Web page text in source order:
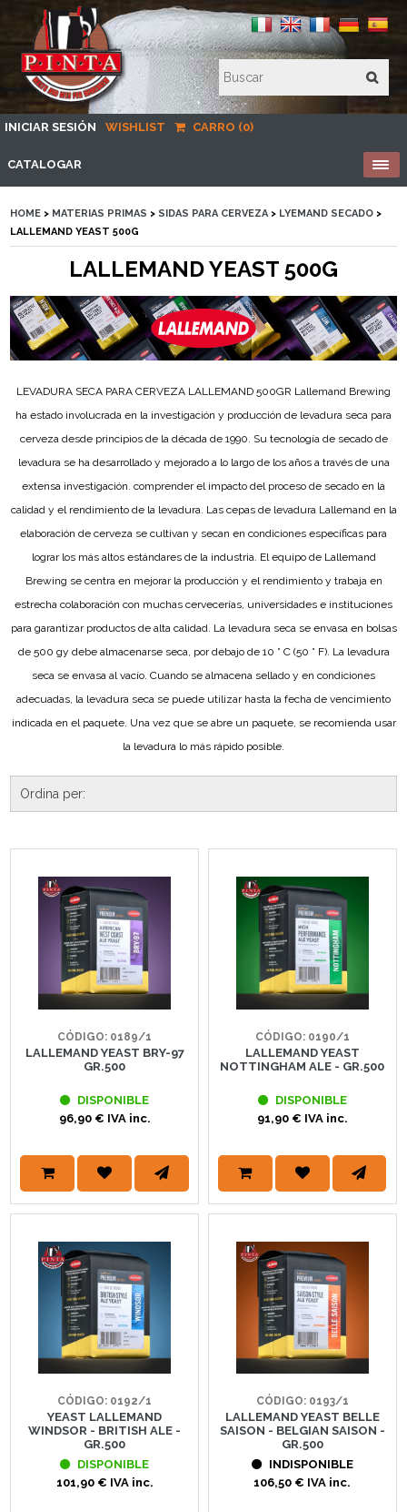
INICIAR SESIÓN WISHLIST CARRO (0)
CATALOGAR
HOME > MATERIAS PRIMAS > SIDAS PARA CERVEZA> LYEMAND SECADO >
LALLEMAND YEAST 500G
LALLEMAND YEAST 500G
LEVADURA SECA PARA CERVEZA LALLEMAND 500GR Lallemand Brewing
ha estado involucrada en la investigación y producción de levadura seca para
cerveza desde principios de la década de 1990. Su tecnología de secado de
levadura se ha desarrollado y mejorado a lo largo de los años a través de una
extensa investigación. comprender el impacto del proceso de secado en la
calidad y el rendimiento de la levadura. Las cepas de levadura Lallemand en la
elaboración de cerveza se cultivan y secan en condiciones específicas para
lograr los más altos estándares de la industria. El equipo de Lallemand
Brewing se centra en mejorar la producción y el rendimiento y trabaja en
estrecha colaboración con muchas cervecerías, universidades e instituciones
para garantizar productos de alta calidad. La levadura seca se envasa en bolsas
de 500 gy debe almacenarse seca, por debajo de 10 ° C (50 ° F). La levadura
seca se envasa al vacío. Cuando se almacena sellado y en condiciones
adecuadas, la levadura seca se puede utilizar hasta la fecha de vencimiento
indicada en el paquete. Una vez que se abre un paquete, se recomienda usar
la levadura lo más rápido posible.
CÓDIGO: 0189/1
LALLEMAND YEAST BRY-97
GR.500
DISPONIBLE
96,90 € IVA inc.
CÓDIGO: 0190/1
LALLEMAND YEAST
NOTTINGHAM ALE - GR.500
DISPONIBLE
91,90 € IVA inc.
CÓDIGO: 0192/1
YEAST LALLEMAND
WINDSOR - BRITISH ALE -
GR.500
DISPONIBLE
101,90 € IVA inc.
CÓDIGO: 0193/1
LALLEMAND YEAST BELLE
SAISON - BELGIAN SAISON -
GR.500
INDISPONIBLE
106,50 € IVA inc.